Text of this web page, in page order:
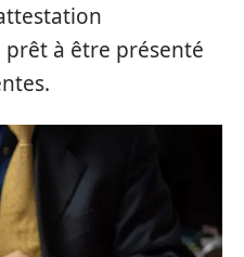
prêt à être présenté